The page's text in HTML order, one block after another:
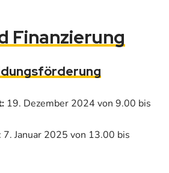
Finanzierung
19. Dezember 2024 von 9.00 bis
7. Januar 2025 von 13.00 bis